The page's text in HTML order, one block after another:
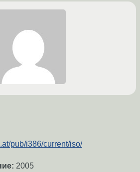
pub/i386/current/iso/
2005